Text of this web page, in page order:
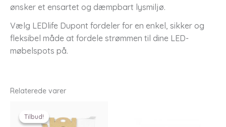
ønsker et ensartet og dæmpbart lysmiljø.
Vælg LEDlife Dupont fordeler for en enkel, sikker og
fleksibel måde at fordele strømmen til dine LED-
møbelspots på.
Relaterede varer
Tilbud!
Tilbud!